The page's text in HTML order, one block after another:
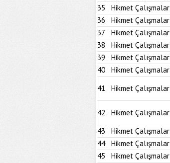
35
Hikmet
36
Hikmet
37
Hikmet
38
Hikmet
39
Hikmet
40
Hikmet
41
Hikmet
42 Hikmet
43
Hikmet
44
Hikmet
45
Hikmet